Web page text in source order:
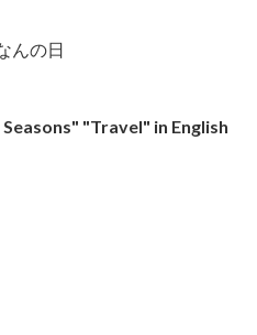
んの日
"Travel" in English